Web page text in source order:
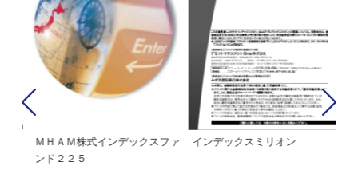
ＭＨＡＭ株式インデックスファ
ンド２２５
インデックスミリオン